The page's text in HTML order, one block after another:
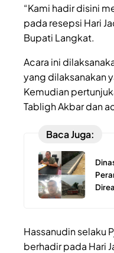
“Kami hadir disini
pada resepsi Hari
Bupati Langkat.
Acara ini
yang dilaksanakan
Kemudian
Tabligh Akbar dan
Baca Juga:
Hassanudin selaku
berhadir pada Hari